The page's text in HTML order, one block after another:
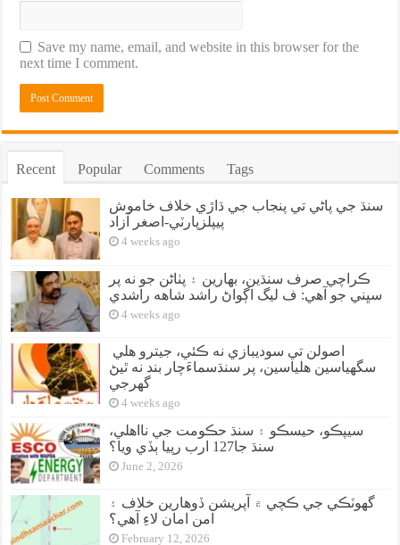
Save my name, email, and website in this browser for the
next time I comment.
Recent Popular Comments Tags
سنڌ جي پاڻي تي پنجاب جي ڌاڙي خلاف خاموش
پيپلزپارٽي-اصغر آزاد
4 weeks ago
ڪراچي صرف سنڌين، بهارين ۽ پٺاڻن جو نه پر
سڀني جو آهي: ف ليگ اڳواڻ راشد شاهه راشدي
4 weeks ago
سگهياسين هلياسين، پر سنڌسماءَچار بند نه ٿيڻ
گهرجي
4 weeks ago
سيپڪو، حيسڪو ۽ سنڌ حڪومت جي نااهلي،
سنڌ جا127 ارب رپيا ٻڏي ويا؟
June 2, 2026
گهوٽڪي جي ڪچي ۾ آپريشن ڏوهارين خلاف ۽
امن امان لاءِ آهي؟
February 12, 2026